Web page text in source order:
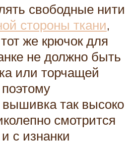
свободные нити
стороны ткани,
же крючок для
не должно быть
или торчащей
так высоко
смотрится
с изнанки